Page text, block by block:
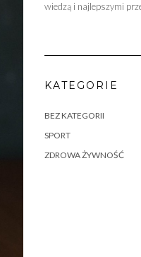
wiedzą i najlepszymi
KATEGORIE
BEZ KATEGORII
SPORT
ZDROWA ŻYWNOŚĆ